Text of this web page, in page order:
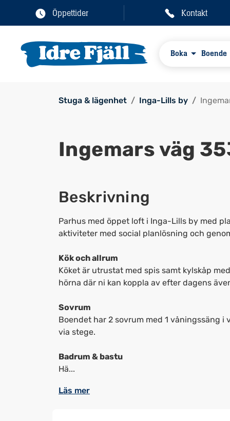
Öppettider Kontakt
Boka Boende
Stuga & lägenhet Inga-Lills by
Ingemars väg
Beskrivning
Parhus med öppet loft i Inga-Lills by med
aktiviteter med social planlösning och
Kök och allrum
Köket är utrustat med spis samt kylskåp
hörna där ni kan koppla av efter dagens
Sovrum
Boendet har 2 sovrum med 1 våningssäng
via stege.
Badrum & bastu
Hä...
Läs mer